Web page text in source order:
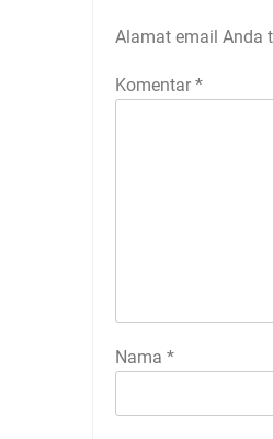
Alamat email Anda
Komentar *
Nama *